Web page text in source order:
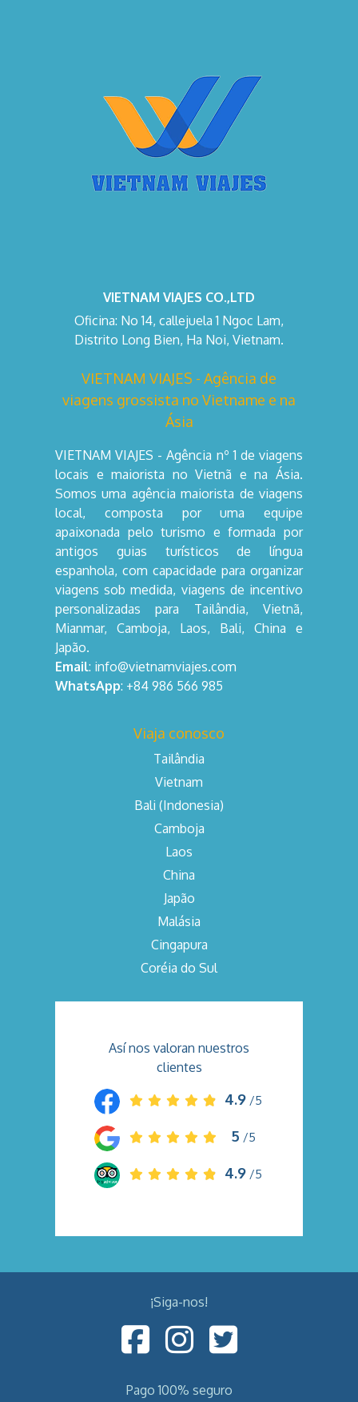
VIETNAM VIAJES CO.,LTD
Oficina: No 14, callejuela 1 Ngoc Lam,
Distrito Long Bien, Ha Noi, Vietnam.
VIETNAM VIAJES - Agência de
viagens grossista no Vietname e na
Ásia
VIETNAM VIAJES - Agência nº 1 de viagens
locais e maiorista no Vietnã e na Ásia.
Somos uma agência maiorista de viagens
local, composta por uma equipe
apaixonada pelo turismo e formada por
antigos guias turísticos de língua
espanhola, com capacidade para organizar
viagens sob medida, viagens de incentivo
personalizadas para Tailândia, Vietnã,
Mianmar, Camboja, Laos, Bali, China e
Japão.
Email: info@vietnamviajes.com
WhatsApp: +84 986 566 985
Viaja conosco
Tailândia
Vietnam
Bali (Indonesia)
Camboja
Laos
China
Japão
Malásia
Cingapura
Coréia do Sul
Así nos valoran nuestros
clientes
4.9 /5
5 /5
4.9 /5
¡Siga-nos!
Pago 100% seguro